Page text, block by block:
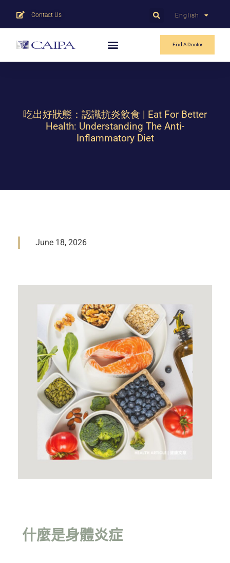
English
中文
Contact Us
Find A Doctor
吃出好狀態：認識抗炎飲食 | Eat For Better
Health: Understanding The Anti-
Inflammatory Diet
June 18, 2026
什麼是身體炎症